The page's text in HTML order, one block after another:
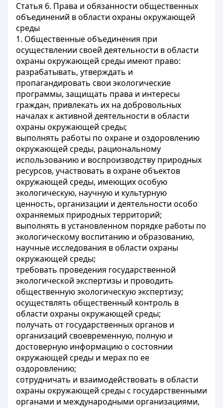
Статья 6. Права и обязанности общественных
объединений в области охраны окружающей
среды
1. Общественные объединения при
осуществлении своей деятельности в области
охраны окружающей среды имеют право:
разрабатывать, утверждать и
пропагандировать свои экологические
программы, защищать права и интересы
граждан, привлекать их на добровольных
началах к активной деятельности в области
охраны окружающей среды;
выполнять работы по охране и оздоровлению
окружающей среды, рациональному
использованию и воспроизводству природных
ресурсов, участвовать в охране объектов
окружающей среды, имеющих особую
экологическую, научную и культурную
ценность, организации и деятельности особо
охраняемых природных территорий;
выполнять в установленном порядке работы по
экологическому воспитанию и образованию,
научные исследования в области охраны
окружающей среды;
требовать проведения государственной
экологической экспертизы и проводить
общественную экологическую экспертизу;
осуществлять общественный контроль в
области охраны окружающей среды;
получать от государственных органов и
организаций своевременную, полную и
достоверную информацию о состоянии
окружающей среды и мерах по ее
оздоровлению;
сотрудничать и взаимодействовать в области
охраны окружающей среды с государственными
органами и международными организациями,